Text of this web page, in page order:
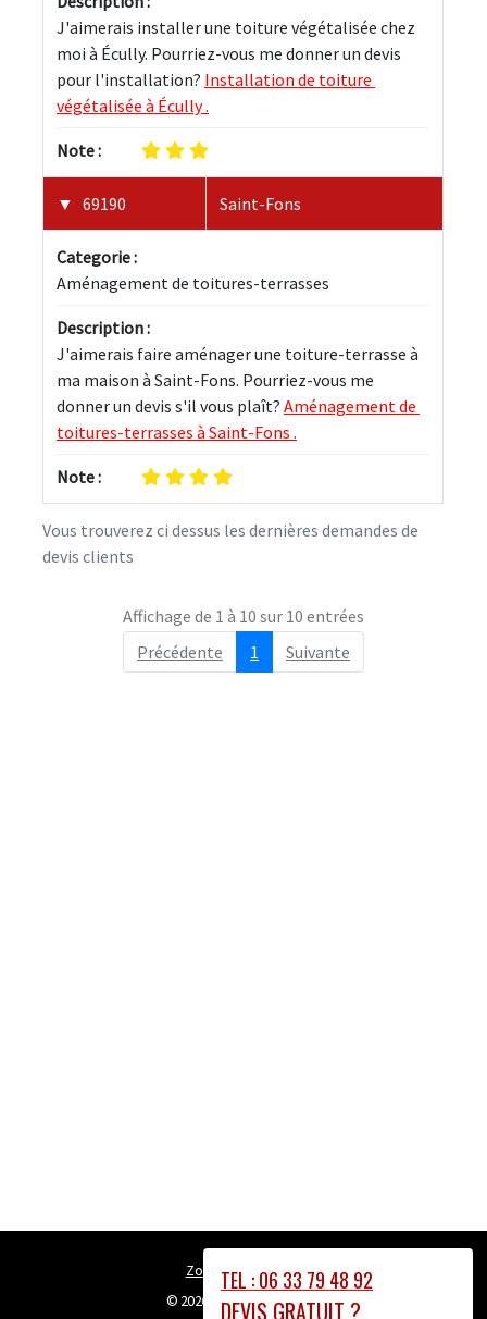
Vous trouverez ci dessus les dernières demandes de
devis clients
J'aimerais installer une toiture végétalisée chez
moi à Écully. Pourriez-vous me donner un devis
pour l'installation? Installation de toiture
végétalisée à Écully .
Note :
69190 Saint-Fons
Categorie :
Aménagement de toitures-terrasses
Description :
J'aimerais faire aménager une toiture-terrasse à
ma maison à Saint-Fons. Pourriez-vous me
donner un devis s'il vous plaît? Aménagement de
toitures-terrasses à Saint-Fons .
Note :
Affichage de 1 à 10 sur 10 entrées
Précédente
1 Suivante
TEL : 06 33 79 48 92
DEVIS GRATUIT ?
Zone Intervention
© 2026
couvreur-lyon69.fr